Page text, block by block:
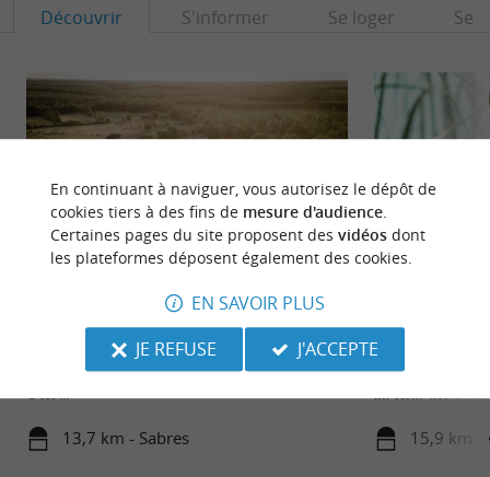
Découvrir S'informer Se loger Se
L’Écomusée de Marquèze a été créé en 1969 par le
Parc naturel régional des Landes de Gascogne.
13,7 km - Sabres
À mi-chemin
Marsan, la
15,9 km -
En continuant à naviguer, vous autorisez le dépôt de
cookies tiers à des fins de mesure d'audience.
Certaines pages du site proposent des vidéosdont
les plateformes déposent également des cookies.
EN SAVOIR PLUS
JE REFUSE
J'ACCEPTE